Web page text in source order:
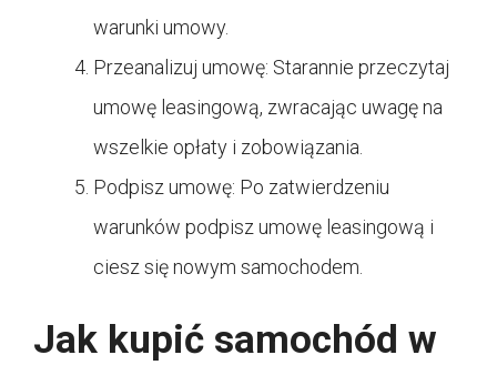
warunki umowy.
Przeanalizuj umowę: Starannie przeczytaj
umowę leasingową, zwracając uwagę na
wszelkie opłaty i zobowiązania.
Podpisz umowę: Po zatwierdzeniu
warunków podpisz umowę leasingową i
ciesz się nowym samochodem.
Jak kupić samochód w